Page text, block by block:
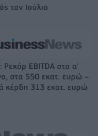
τον Ιούλιο
Ρεκόρ EBITDA στο α'
στα 550 εκατ. ευρώ –
κέρδη 313 εκατ. ευρώ